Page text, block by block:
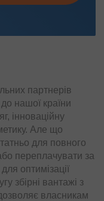
партнерів
нашої країни
інноваційну
Але що
для повного
переплачувати за
оптимізації
збірні вантажі з
власникам